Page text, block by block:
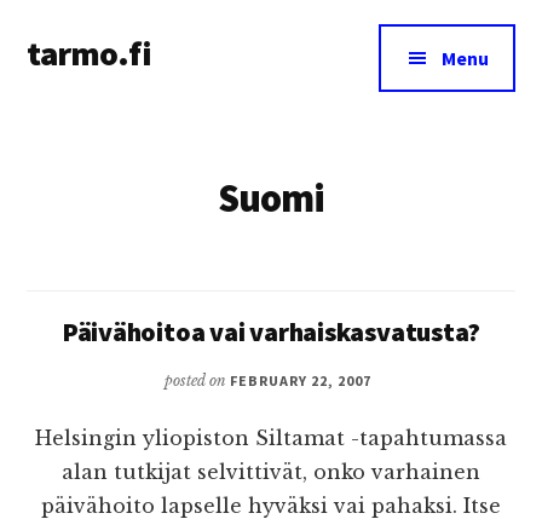
main
menu
tarmo.fi Menu
Suomi
Päivähoitoa vai varhaiskasvatusta?
posted on FEBRUARY 22, 2007
Helsingin yliopiston Siltamat -tapahtumassa
alan tutkijat selvittivät, onko varhainen
päivähoito lapselle hyväksi vai pahaksi. Itse